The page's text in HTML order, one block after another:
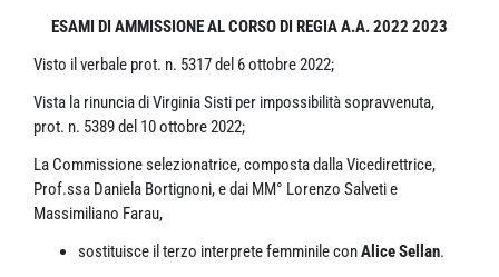
ESAMI DI AMMISSIONE AL CORSO DI REGIA A.A. 2022 2023
Visto il verbale prot. n. 5317 del 6 ottobre 2022;
Vista la rinuncia di Virginia Sisti per impossibilità sopravvenuta,
prot. n. 5389 del 10 ottobre 2022;
La Commissione selezionatrice, composta dalla Vicedirettrice,
Prof.ssa Daniela Bortignoni, e dai MM° Lorenzo Salveti e
Massimiliano Farau,
sostituisce il terzo interprete femminile conAlice Sellan.